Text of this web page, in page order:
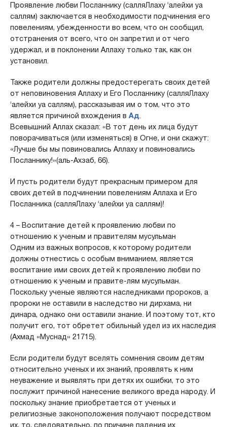
Проявление любви Посланнику (салляЛлаху ‘алейхи уа
саллям) заключается в необходимости подчинения его
повелениям, убежденности во всем, что он сообщил,
отстранения от всего, что он запретил и от чего
удержал, и в поклонении Аллаху только так, как он
установил.
Также родители должны предостерегать своих детей
от неповиновения Аллаху и Его Посланнику (салляЛлаху
‘алейхи уа саллям), рассказывая им о том, что это
является причиной вхождения в Ад.
Всевышний Аллах сказал: «В тот день их лица будут
поворачиваться (или изменяться) в Огне, и они скажут:
«Лучше бы мы повиновались Аллаху и повиновались
Посланнику!»(аль-Ахзаб, 66).
И пусть родители будут прекрасным примером для
своих детей в подчинении повелениям Аллаха и Его
Посланника (салляЛлаху ‘алейхи уа саллям)!
4 – Воспитание детей к проявлению любви по
отношению к ученым и правителям мусульман
Одним из важных вопросов, к которому родители
должны отнестись с особым вниманием, является
воспитание ими своих детей к проявлению любви по
отношению к ученым и правите-лям мусульман.
Поскольку ученые являются наследниками пророков, а
пророки не оставили в наследство ни дирхама, ни
динара, однако они оставили знание. И поэтому тот, кто
получит его, тот обретет обильный удел из их наследия
(Ахмад «Муснад» 21715).
Если родители будут вселять сомнения своим детям
относительно ученых и их знаний, проявлять к ним
неуважение и выявлять при детях их ошибки, то это
послужит причиной нанесение великого вреда народу. И
поскольку знание приобретается от ученых и
религиозные законоположения получают посредством
их, то, следовательно, по причине падения их